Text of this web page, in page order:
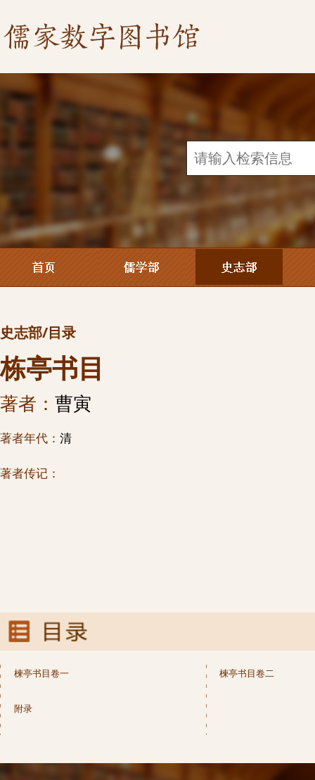
史志部/目录
栋亭书目
著者： 曹寅
著者年代： 清
著者传记：
楝亭书目卷一 楝亭书目卷二
附录